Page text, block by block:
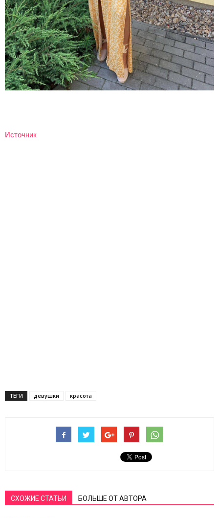
Источник
ТЕГИ девушки красота
СХОЖИЕ СТАТЬИ БОЛЬШЕ ОТ АВТОРА